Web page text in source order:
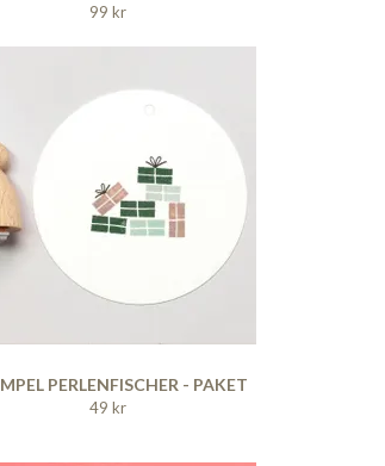
99 kr
PERLENFISCHER - PAKET
49 kr